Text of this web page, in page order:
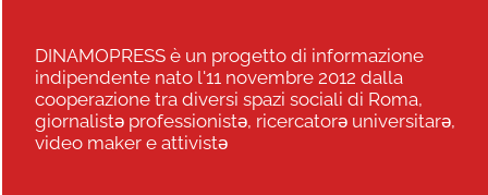
DINAMOPRESS è un progetto di informazione
indipendente nato l'11 novembre 2012 dalla
cooperazione tra diversi spazi sociali di Roma,
giornalistə professionistə, ricercatorə universitarə,
video maker e attivistə